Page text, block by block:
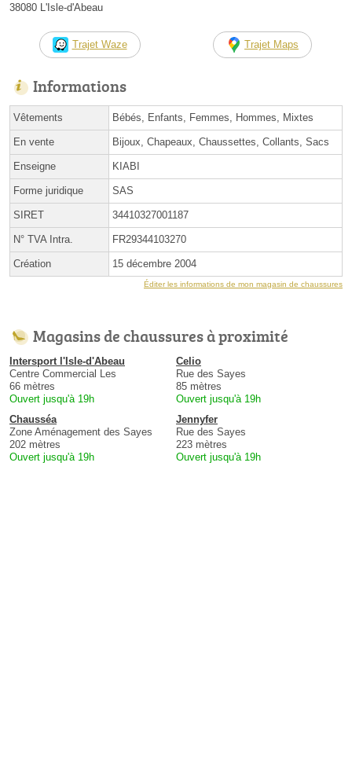
38080 L'Isle-d'Abeau
Trajet Waze Trajet Maps
Informations
Vêtements Bébés, Enfants, Femmes, Hommes, Mixtes
En vente Bijoux, Chapeaux, Chaussettes, Collants, Sacs
Enseigne KIABI
Forme juridique SAS
SIRET 34410327001187
N° TVA Intra. FR29344103270
Création 15 décembre 2004
Éditer les informations de mon magasin de chaussures
Magasins de chaussures à proximité
Intersport l'Isle-d'Abeau
Centre Commercial Les
66 mètres
Ouvert jusqu'à 19h
Celio
Rue des Sayes
85 mètres
Ouvert jusqu'à 19h
Chausséa
Zone Aménagement des Sayes
202 mètres
Ouvert jusqu'à 19h
Jennyfer
Rue des Sayes
223 mètres
Ouvert jusqu'à 19h